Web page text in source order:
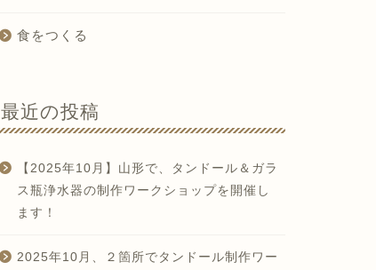
食をつくる
最近の投稿
【2025年10月】山形で、タンドール＆ガラ
ス瓶浄水器の制作ワークショップを開催し
ます！
2025年10月、２箇所でタンドール制作ワー